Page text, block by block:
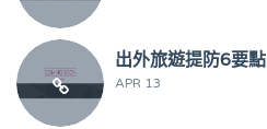
出外旅遊提防6要點
APR 13